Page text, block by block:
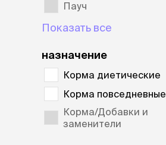
Пауч
Показать все
назначение
Корма диетические
Корма повседневные
Корма/Добавки и
заменители